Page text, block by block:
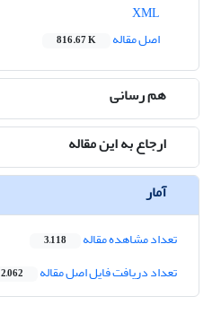
اصل مقاله
816.67 K
هم رسانی
ارجاع به این مقاله
آمار
تعداد مشاهده مقاله 3,118
تعداد دریافت فایل اصل مقاله 2,062